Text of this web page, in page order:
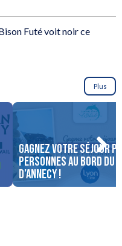
Futé voit noir ce
Plus
Gagnez votre séjour
personnes au bord du
d’Annecy !